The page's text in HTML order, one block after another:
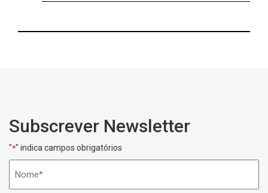
Subscrever Newsletter
"*" indica campos obrigatórios